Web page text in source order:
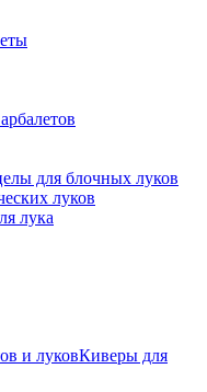
луков
лука
Киверы для